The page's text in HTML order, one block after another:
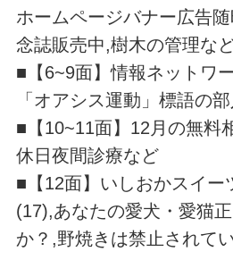
ホームページバナー広告
念誌販売中,樹木の管理な
■【6~9面】情報ネットワ
「オアシス運動」標語の
■【10~11面】12月の無料
休日夜間診療など
■【12面】いしおかスイー
(17),あなたの愛犬・愛猫
か？,野焼きは禁止されて